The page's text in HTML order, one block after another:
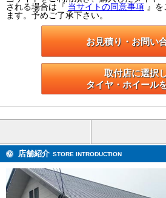
される場合は『 当サイトの同意事項 』
ます。予めご了承下さい。
お見積り・お問い
取付店に選択
タイヤ・ホイール
店舗紹介 STORE INTRODUCTION